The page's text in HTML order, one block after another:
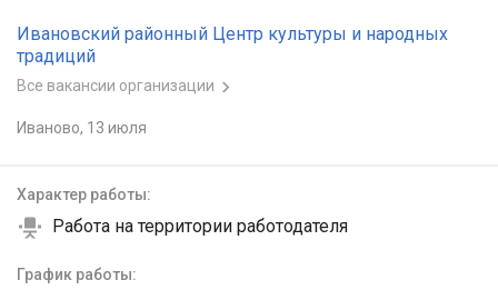
Ивановский районный Центр культуры и народных
традиций
Все вакансии организации
Иваново, 13 июля
Характер работы:
Работа на территории работодателя
График работы: